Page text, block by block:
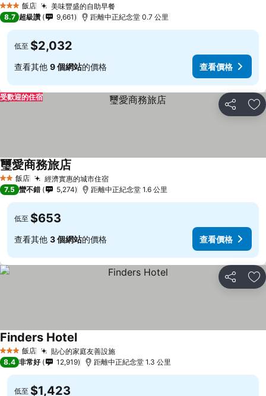
3 星級 飯店 美味豐盛的自助早餐
8.7 超級讚 9,661 距離中正紀念堂 0.7 公里
低至 $2,032
查看其他 9 個網站的價格 查看價格
分享 加
受歡迎的住宿
2 星級飯店 經濟實惠的城市住宿
璽愛商務旅店
7.5 蠻不錯 5,274 距離中正紀念堂 1.6 公里
低至 $653
查看其他 3 個網站的價格 查看價格
分享 加
3 星級 飯店 貼心的家庭友善設施
Finders Hotel
8.4 非常好 12,919 距離中正紀念堂 1.3 公里
低至 $1,423